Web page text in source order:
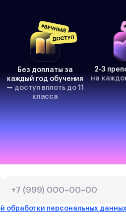
Без доплаты за
каждый год обучения
— доступ вплоть до 11
класса
2-3
на
обработки персональных
умный